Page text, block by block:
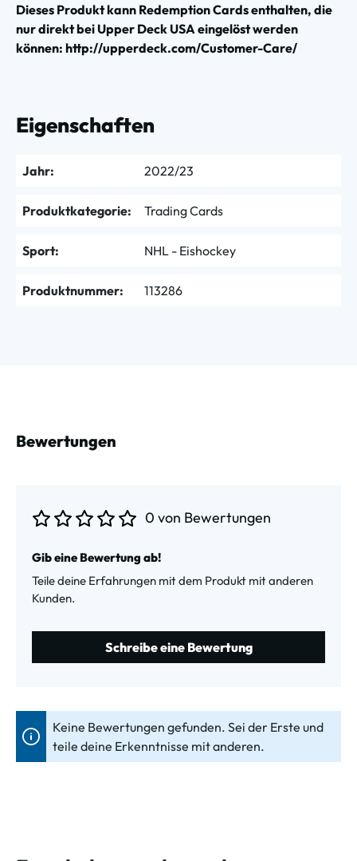
Dieses Produkt kann Redemption Cards enthalten, die
nur direkt bei Upper Deck USA eingelöst werden
können: http://upperdeck.com/Customer-Care/
Eigenschaften
Jahr: 2022/23
Produktkategorie: Trading Cards
Sport: NHL - Eishockey
Produktnummer: 113286
Bewertungen
0 von Bewertungen
Gib eine Bewertung ab!
Teile deine Erfahrungen mit dem Produkt mit anderen
Kunden.
Schreibe eine Bewertung
Keine Bewertungen gefunden. Sei der Erste und
teile deine Erkenntnisse mit anderen.